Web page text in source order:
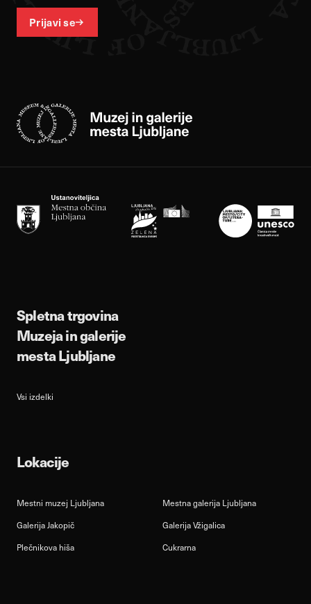
Prijavi se
Spletna trgovina
Muzeja in galerije
mesta Ljubljane
Vsi izdelki
Lokacije
Mestni muzej Ljubljana
Mestna galerija Ljubljana
Galerija Jakopič
Galerija Vžigalica
Plečnikova hiša
Cukrarna